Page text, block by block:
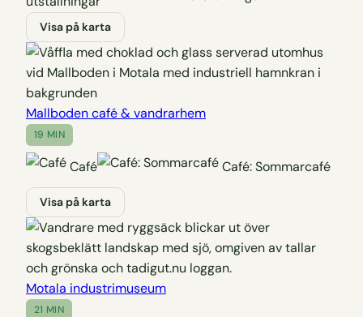
Visa på karta
Mallboden café & vandrarhem
19 MIN
Café Café: Sommarcafé
Visa på karta
Motala industrimuseum
21 MIN